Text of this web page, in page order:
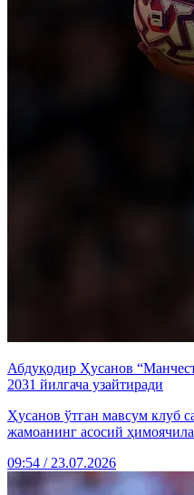
Абдуқодир Ҳусанов
2031 йилгача узайтиради
Ҳусанов ўтган мавсум клуб
жамоанинг асосий
09:54 / 23.07.2026